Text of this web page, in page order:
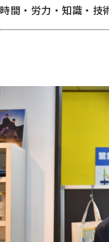
時間・労力・知識・技